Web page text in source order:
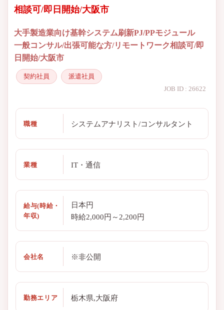
相談可/即日開始/大阪市
大手製造業向け基幹システム刷新PJ/PPモジュール
一般コンサル/出張可能な方/リモートワーク相談可/即
日開始/大阪市
契約社員
派遣社員
JOB ID : 26622
職種 システムアナリスト/コンサルタント
業種 IT・通信
給与(時給・
年収)
日本円
時給2,000円～2,200円
会社名 ※非公開
勤務エリア 栃木県,大阪府